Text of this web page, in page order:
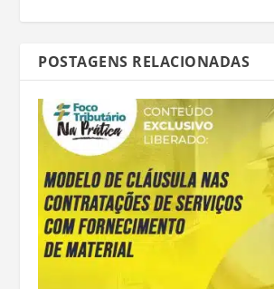
POSTAGENS RELACIONADAS